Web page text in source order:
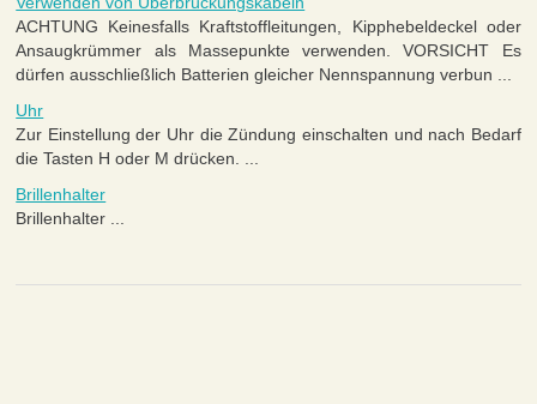
ACHTUNG Keinesfalls Kraftstoffleitungen, Kipphebeldeckel oder
Ansaugkrümmer als Massepunkte verwenden. VORSICHT Es
dürfen ausschließlich Batterien gleicher Nennspannung verbun ...
Uhr
Zur Einstellung der Uhr die Zündung einschalten und nach Bedarf
die Tasten H oder M drücken. ...
Brillenhalter
Brillenhalter ...